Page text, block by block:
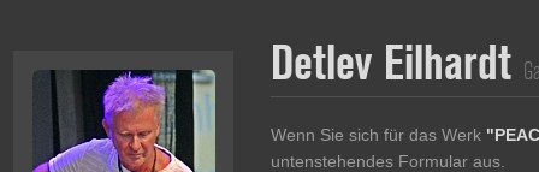
Detlev Eilhardt
Wenn Sie sich für das Werk
untenstehendes Formular aus.